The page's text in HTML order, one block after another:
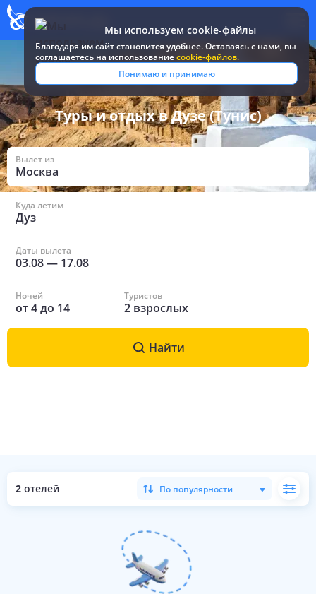
Мы используем cookie-файлы
Благодаря им сайт становится удобнее. Оставаясь c нами, вы
соглашаетесь на использованиеcookie-файлов.
Понимаю и принимаю
Все туры и путевки / Тунис / в Дузе
Туры и отдых в Дузе (Тунис)
Вылет из
Москва
Куда летим
Дуз
Даты вылета
03.08— 17.08
Ночей
от4до 14
Туристов
2 взрослых
Найти
2 отелей По популярности